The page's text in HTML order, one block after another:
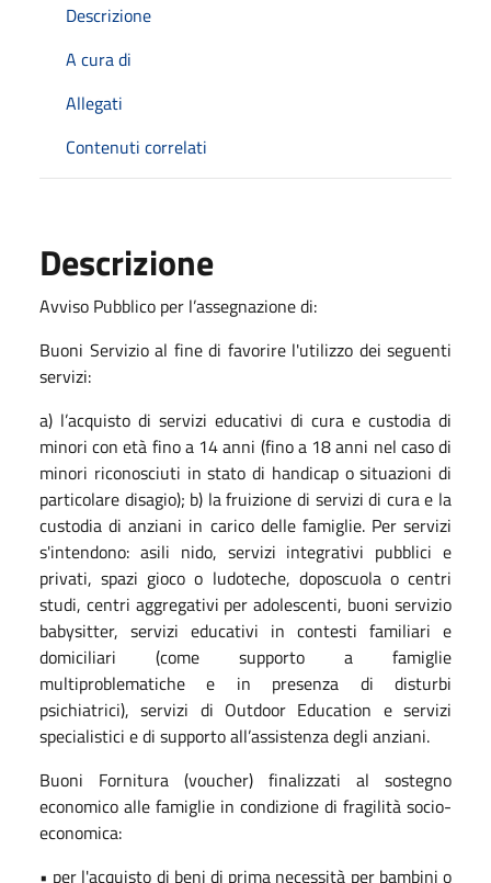
Descrizione
A cura di
Allegati
Contenuti correlati
Descrizione
Avviso Pubblico per l’assegnazione di:
Buoni Servizio al fine di favorire l'utilizzo dei seguenti
servizi:
a) l’acquisto di servizi educativi di cura e custodia di
minori con età fino a 14 anni (fino a 18 anni nel caso di
minori riconosciuti in stato di handicap o situazioni di
particolare disagio); b) la fruizione di servizi di cura e la
custodia di anziani in carico delle famiglie. Per servizi
s'intendono: asili nido, servizi integrativi pubblici e
privati, spazi gioco o ludoteche, doposcuola o centri
studi, centri aggregativi per adolescenti, buoni servizio
babysitter, servizi educativi in contesti familiari e
domiciliari (come supporto a famiglie
multiproblematiche e in presenza di disturbi
psichiatrici), servizi di Outdoor Education e servizi
specialistici e di supporto all’assistenza degli anziani.
Buoni Fornitura (voucher) finalizzati al sostegno
economico alle famiglie in condizione di fragilità socio-
economica:
• per l'acquisto di beni di prima necessità per bambini o